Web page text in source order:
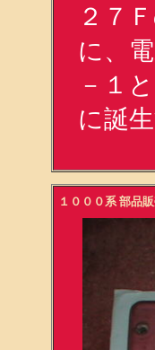
２７
に、
－１
に誕
１０００系 部品